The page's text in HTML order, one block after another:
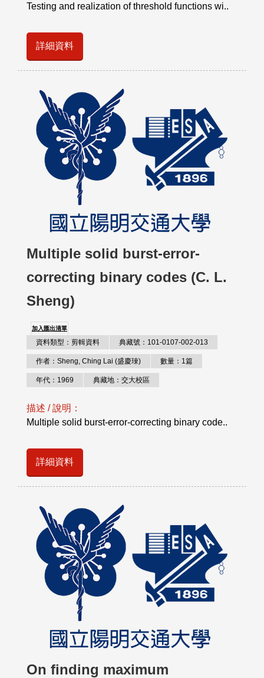
Testing and realization of threshold functions wi..
詳細資料
Multiple solid burst-error-
correcting binary codes (C. L.
Sheng)
加入匯出清單
資料類型：剪輯資料 典藏號：101-0107-002-013
作者：Sheng, Ching Lai (盛慶琜) 數量：1篇
年代：1969 典藏地：交大校區
描述 / 說明：
Multiple solid burst-error-correcting binary code..
詳細資料
On finding maximum